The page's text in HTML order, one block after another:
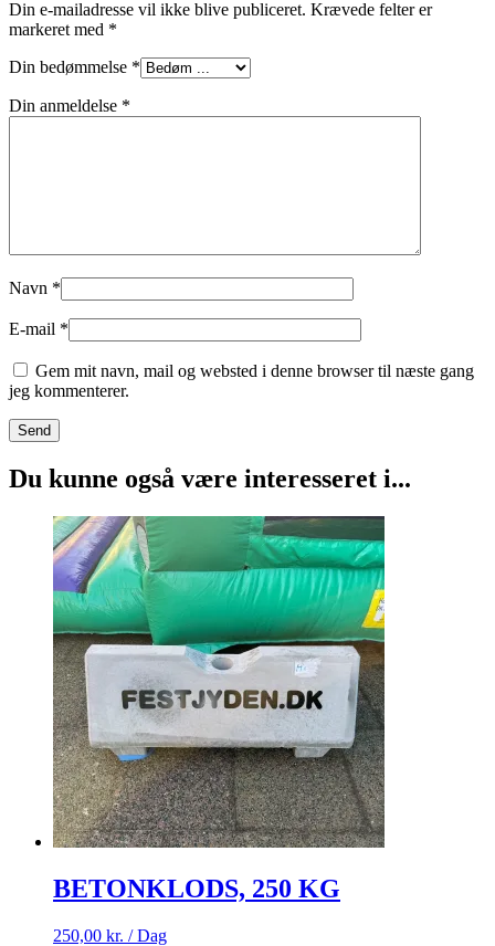
Din e-mailadresse vil ikke blive publiceret. Krævede felter er
markeret med *
Din bedømmelse *
Din anmeldelse *
Navn *
E-mail *
Gem mit navn, mail og websted i denne browser til næste gang
jeg kommenterer.
Du kunne også være interesseret i...
BETONKLODS, 250 KG
250,00 kr. / Dag